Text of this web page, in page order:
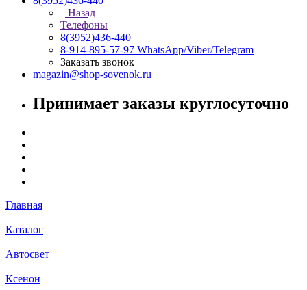
Назад
Телефоны
8(3952)436-440
8-914-895-57-97 WhatsApp/Viber/Telegram
Заказать звонок
magazin@shop-sovenok.ru
Принимает заказы круглосуточно
Главная
Каталог
Автосвет
Ксенон